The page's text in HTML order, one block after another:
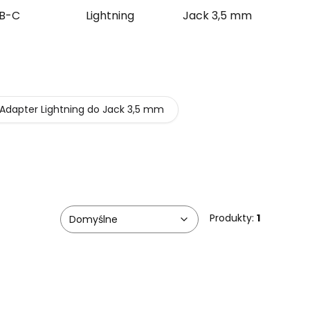
C Lightning Jack 3,5 mm
Adapter Lightning do Jack 3,5 mm
Domyślne Produkty: 1